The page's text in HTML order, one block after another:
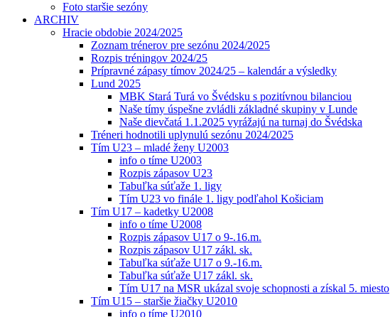
Foto staršie sezóny
ARCHIV
Hracie obdobie 2024/2025
Zoznam trénerov pre sezónu 2024/2025
Rozpis tréningov 2024/25
Prípravné zápasy tímov 2024/25 – kalendár a výsledky
Lund 2025
MBK Stará Turá vo Švédsku s pozitívnou bilanciou
Naše tímy úspešne zvládli základné skupiny v Lunde
Naše dievčatá 1.1.2025 vyrážajú na turnaj do Švédska
Tréneri hodnotili uplynulú sezónu 2024/2025
Tím U23 – mladé ženy U2003
info o tíme U2003
Rozpis zápasov U23
Tabuľka súťaže 1. ligy
Tím U23 vo finále 1. ligy podľahol Košiciam
Tím U17 – kadetky U2008
info o tíme U2008
Rozpis zápasov U17 o 9-.16.m.
Rozpis zápasov U17 zákl. sk.
Tabuľka súťaže U17 o 9.-16.m.
Tabuľka súťaže U17 zákl. sk.
Tím U17 na MSR ukázal svoje schopnosti a získal 5. miesto
Tím U15 – staršie žiačky U2010
info o tíme U2010